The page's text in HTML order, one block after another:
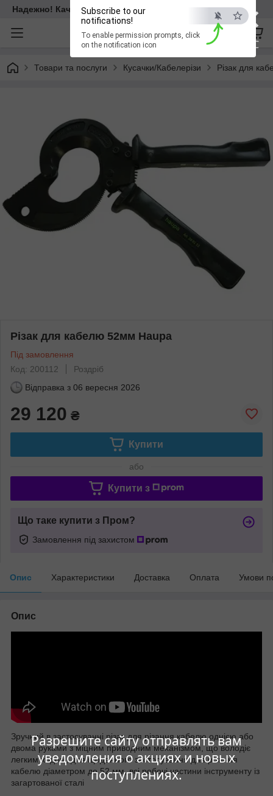
×
ESC
Разрешите сайту отправлять вам
уведомления о акциях и новых
поступлениях.
Subscribe to our
notifications!
To enable permission prompts, click
on the notification icon
Надежно! Качественно! Для всех!
Товари та послуги Кусачки/Кабелерізи Різак для
Різак для кабелю 52мм Haupa
Під замовлення
Код: 200112
Роздріб
Відправка з 06 вересня 2026
29 120 ₴
Купити
або
Купити з
Що таке купити з Пром?
Замовлення під захистом
Опис Характеристики Доставка Оплата Умови
Опис
Зручний в застосуванні різак для різання кабелю однією або
двома руками з міцним приводним механізмом, що володіє
легким ходом, для щоденного застосування для різання
кабелю діаметром до 52 мм, всі робочі частини інструменту із
загартованої сталі